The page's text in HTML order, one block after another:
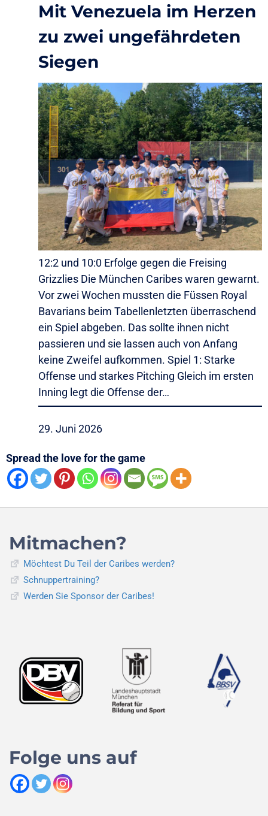
Mit Venezuela im Herzen
zu zwei ungefährdeten
Siegen
12:2 und 10:0 Erfolge gegen die Freising
Grizzlies Die München Caribes waren gewarnt.
Vor zwei Wochen mussten die Füssen Royal
Bavarians beim Tabellenletzten überraschend
ein Spiel abgeben. Das sollte ihnen nicht
passieren und sie lassen auch von Anfang
keine Zweifel aufkommen. Spiel 1: Starke
Offense und starkes Pitching Gleich im ersten
Inning legt die Offense der…
29. Juni 2026
Spread the love for the game
Mitmachen?
Möchtest Du Teil der Caribes werden?
Schnuppertraining?
Werden Sie Sponsor der Caribes!
Folge uns auf